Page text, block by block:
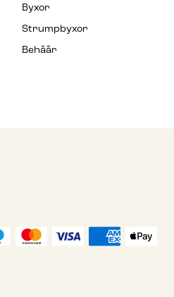
Byxor
Strumpbyxor
Behåår